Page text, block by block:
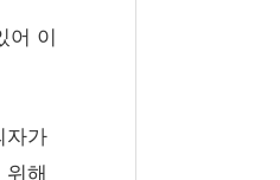
어 이
자가
해